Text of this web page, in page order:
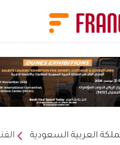
العربية السعودية
لوحة